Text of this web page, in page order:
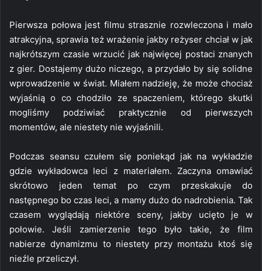
Pierwsza połowa jest filmu strasznie rozwleczona i mało
atrakcyjna, sprawia też wrażenie jakby reżyser chciał w jak
najkrótszym czasie wrzucić jak najwięcej postaci znanych
z gier. Dostajemy dużo niczego, a przydało by się solidne
wprowadzenie w świat. Miałem nadzieję, że może chociaż
wyjaśnią o co chodziło ze spaczeniem, którego skutki
mogliśmy podziwiać praktycznie od pierwszych
momentów, ale niestety nie wyjaśnili.
Podczas seansu czułem się poniekąd jak na wykładzie
gdzie wykładowca leci z materiałem. Zaczyna omawiać
skrótowo jeden temat po czym przeskakuje do
następnego bo czas leci, a mamy dużo do nadrobienia. Tak
czasem wyglądają niektóre sceny, jakby ucięto je w
połowie. Jeśli zamierzenie tego było takie, że film
nabierze dynamizmu to niestety przy montażu ktoś się
nieźle przeliczył.